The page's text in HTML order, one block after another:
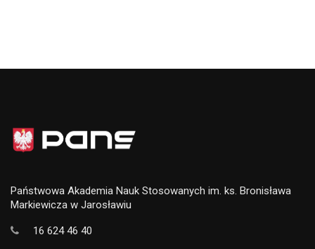
Państwowa Akademia Nauk Stosowanych im. ks. Bronisława
Markiewicza w Jarosławiu
16 624 46 40